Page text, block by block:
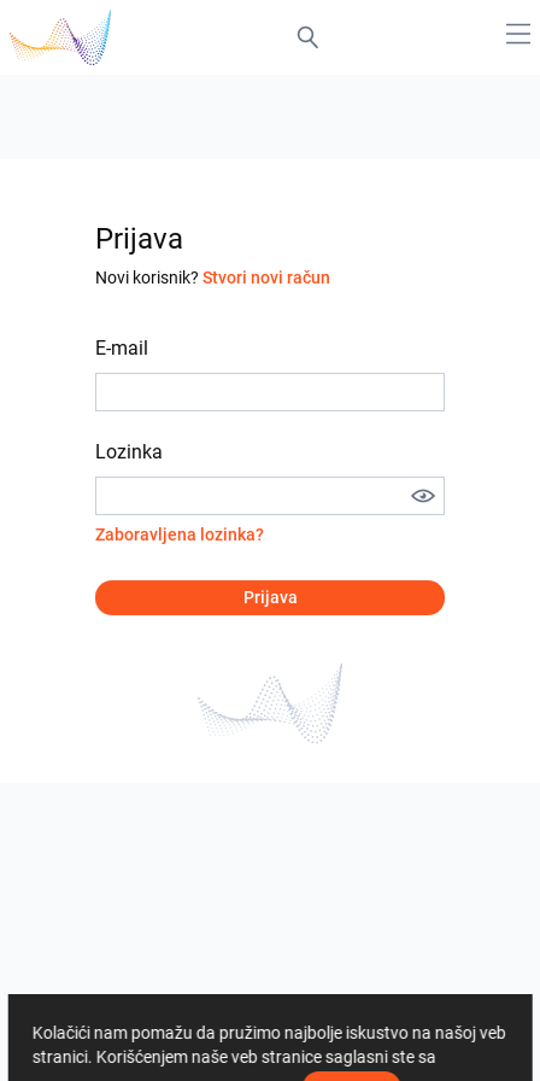
Prijava
Novi korisnik? Stvori novi račun
E-mail
Lozinka
Zaboravljena lozinka?
Prijava
Kolačići nam pomažu da pružimo najbolje iskustvo na našoj veb
stranici. Korišćenjem naše veb stranice saglasni ste sa